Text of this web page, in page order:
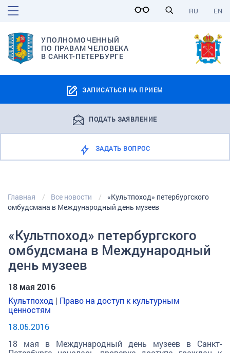
EN
RU
УПОЛНОМОЧЕННЫЙ
ПО ПРАВАМ ЧЕЛОВЕКА
В САНКТ-ПЕТЕРБУРГЕ
ЗАПИСАТЬСЯ НА ПРИЕМ
ПОДАТЬ ЗАЯВЛЕНИЕ
ЗАДАТЬ ВОПРОС
Главная Все новости
«Культпоход» петербургского
омбудсмана в Международный день музеев
«Культпоход» петербургского
омбудсмана в Международный
день музеев
18 мая 2016
Культпоход | Право на доступ к культурным
ценностям
18.05.2016
18 мая в Международный день музеев в Санкт-